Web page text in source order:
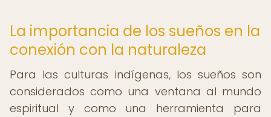
La importancia de los sueños en la
conexión con la naturaleza
Para las culturas indígenas, los sueños son
considerados como una ventana al mundo
espiritual y como una herramienta para